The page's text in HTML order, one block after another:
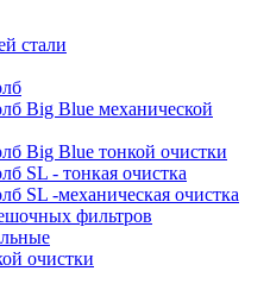
стали
Big Blue механической
Big Blue тонкой очистки
SL - тонкая очистка
SL -механическая очистка
фильтров
очистки